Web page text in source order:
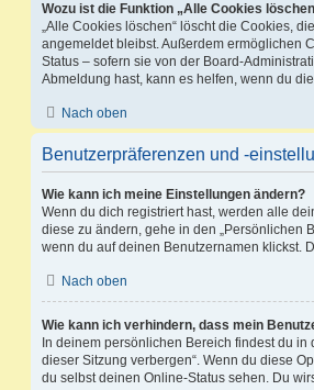
Wozu ist die Funktion „Alle Cookies
„Alle Cookies löschen“ löscht die Cookies,
angemeldet bleibst. Außerdem ermöglichen
Status – sofern sie von der Board-
Abmeldung hast, kann es helfen, wenn du
Nach oben
Benutzerpräferenzen und -
Wie kann ich meine Einstellungen ändern?
Wenn du dich registriert hast, werden alle
diese zu ändern, gehe in den „Persönlichen
wenn du auf deinen Benutzernamen klickst.
Nach oben
Wie kann ich verhindern, dass mein
In deinem persönlichen Bereich findest du
dieser Sitzung verbergen“. Wenn du diese
du selbst deinen Online-Status sehen. Du